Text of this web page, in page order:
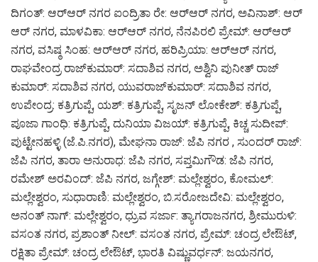
ದಿಗಂತ್: ಆರ್​​ಆರ್​ ನಗರ ಐಂದ್ರಿತಾ ರೇ: ಆರ್​​ಆರ್​ ನಗರ, ಅವಿನಾಶ್: ಆರ್​​
ಆರ್​ ನಗರ, ಮಾಳವಿಕಾ: ಆರ್​​ಆರ್​ ನಗರ, ನೆನಪಿರಲಿ ಪ್ರೇಮ್: ಆರ್​​ಆರ್​
ನಗರ​, ವಸಿಷ್ಠ ಸಿಂಹ: ಆರ್​ಆರ್​ ನಗರ, ಹರಿಪ್ರಿಯಾ: ಆರ್​​ಆರ್​ ನಗರ,
ರಾಘವೇಂದ್ರ ರಾಜ್​​ಕುಮಾರ್: ಸದಾಶಿವ ನಗರ, ಅಶ್ವಿನಿ ಪುನೀತ್ ರಾಜ್​
ಕುಮಾರ್: ಸದಾಶಿವ ನಗರ, ಯುವರಾಜ್​ಕುಮಾರ್: ಸದಾಶಿವ ನಗರ,
ಉಪೇಂದ್ರ: ಕತ್ರಿಗುಪ್ಪೆ, ಯಶ್: ಕತ್ರಿಗುಪ್ಪೆ, ಸೃಜನ್ ಲೋಕೇಶ್: ಕತ್ರಿಗುಪ್ಪೆ,
ಪೂಜಾ ಗಾಂಧಿ: ಕತ್ರಿಗುಪ್ಪೆ, ದುನಿಯಾ ವಿಜಯ್: ಕತ್ರಿಗುಪ್ಪೆ, ಕಿಚ್ಚ ಸುದೀಪ್:
ಪುಟ್ಟೇನಹಳ್ಳಿ (ಜೆ.ಪಿ.ನಗರ), ಮೇಘನಾ ರಾಜ್: ಜೆಪಿ ನಗರ , ಸುಂದರ್​ ರಾಜ್:
ಜೆಪಿ ನಗರ, ತಾರಾ ಅನುರಾಧ: ಜೆಪಿ ನಗರ, ಸಪ್ತಮಿಗೌಡ: ಜೆಪಿ ನಗರ,
ರಮೇಶ್ ಅರವಿಂದ್: ಜೆಪಿ ನಗರ, ಜಗ್ಗೇಶ್: ಮಲ್ಲೇಶ್ವರಂ, ಕೋಮಲ್​:
ಮಲ್ಲೇಶ್ವರಂ, ಸುಧಾರಾಣಿ: ಮಲ್ಲೇಶ್ವರಂ, ಬಿ.ಸರೋಜದೇವಿ: ಮಲ್ಲೇಶ್ವರಂ,
ಅನಂತ್ ನಾಗ್: ಮಲ್ಲೇಶ್ವರಂ, ಧ್ರುವ ಸರ್ಜಾ: ತ್ಯಾಗರಾಜನಗರ, ಶ್ರೀಮುರುಳಿ:
ವಸಂತ ನಗರ, ಪ್ರಶಾಂತ್​ ನೀಲ್​: ವಸಂತ ನಗರ, ಪ್ರೇಮ್: ಚಂದ್ರ ಲೇಔಟ್​,
ರಕ್ಷಿತಾ ಪ್ರೇಮ್: ಚಂದ್ರ ಲೇಔಟ್​, ಭಾರತಿ ವಿಷ್ಣುವರ್ಧನ್​: ಜಯನಗರ,